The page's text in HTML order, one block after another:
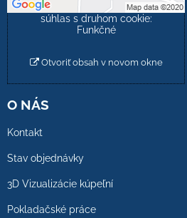
Povoliť a zapamätať -
súhlas s druhom cookie:
Funkčné
Otvoriť obsah v novom okne
O NÁS
Kontakt
Stav objednávky
3D Vizualizácie kúpeľní
Pokladačské práce